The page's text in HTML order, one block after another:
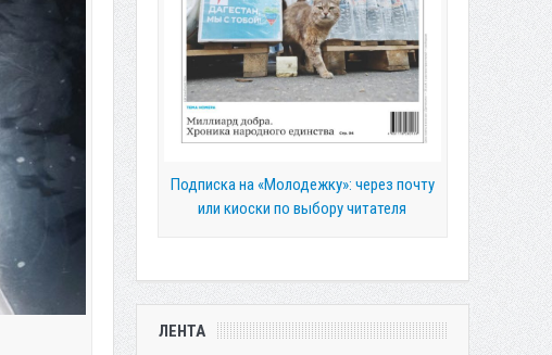
Подписка на «Молодежку»: через почту
или киоски по выбору читателя
ЛЕНТА